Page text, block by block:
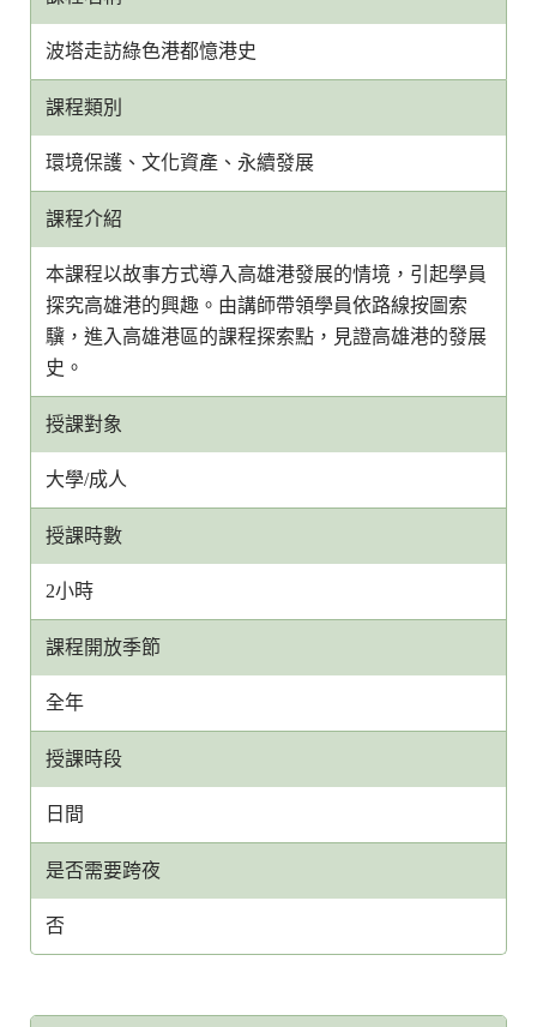
波塔走訪綠色港都憶港史
課程類別
環境保護、文化資產、永續發展
課程介紹
本課程以故事方式導入高雄港發展的情境，引起學員
探究高雄港的興趣。由講師帶領學員依路線按圖索
驥，進入高雄港區的課程探索點，見證高雄港的發展
史。
授課對象
大學/成人
授課時數
2小時
課程開放季節
全年
授課時段
日間
是否需要跨夜
否